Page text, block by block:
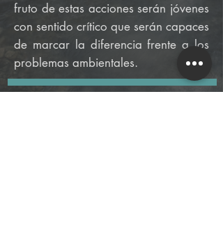
fruto de estas acciones serán jóvenes
con sentido crítico que serán capaces
de marcar la diferencia frente a los
problemas ambientales.